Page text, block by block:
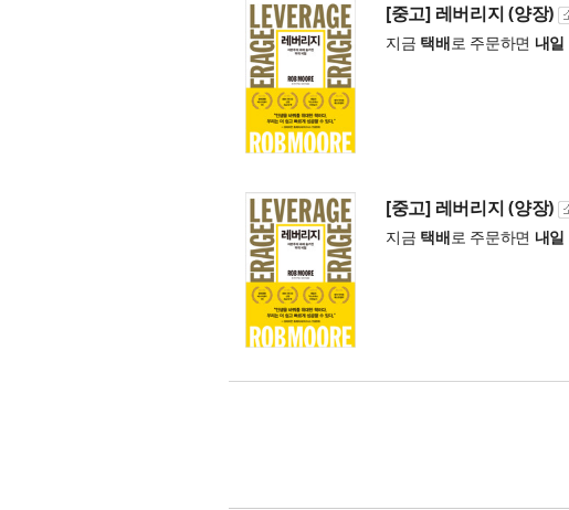
[중고] 레버리지 (양장)
지금 택배로 주문하면 내일
[중고] 레버리지 (양장)
지금 택배로 주문하면 내일